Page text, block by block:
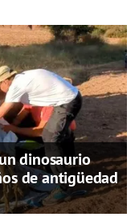
dinosaurio
de antigüedad